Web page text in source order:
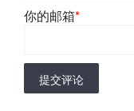
你的邮箱*
提交评论